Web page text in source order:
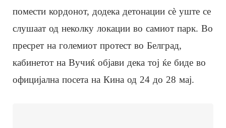
помести кордонот, додека детонации сè уште се
слушаат од неколку локации во самиот парк. Во
пресрет на големиот протест во Белград,
кабинетот на Вучиќ објави дека тој ќе биде во
официјална посета на Кина од 24 до 28 мај.